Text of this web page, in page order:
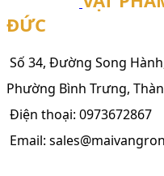
ĐỨC
Số 34, Đường Song
Phường Bình Trưng,
Điện thoại: 0973672867
Email: